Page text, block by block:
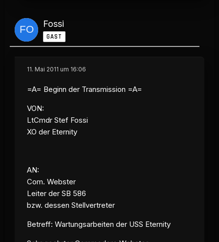
Fossi
GAST
11. Mai 2011 um 16:06
=A= Beginn der Transmission =A=
VON:
LtCmdr Stef Fossi
XO der Eternity
AN:
Com. Webster
Leiter der SB 586
bzw. dessen Stellvertreter
Betreff: Wartungsarbeiten der USS Eternity